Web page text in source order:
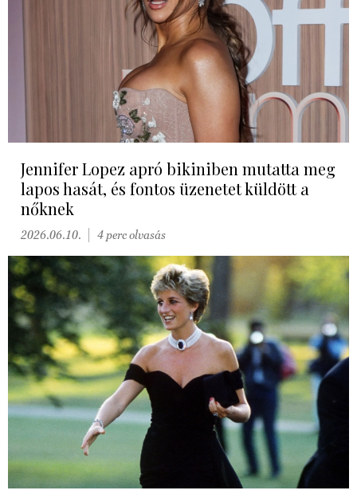
Jennifer Lopez apró bikiniben mutatta meg
lapos hasát, és fontos üzenetet küldött a
nőknek
2026.06.10. 4 perc olvasás